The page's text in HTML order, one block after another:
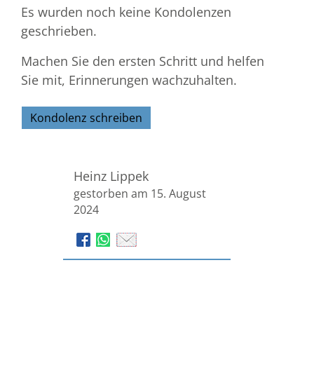
Es wurden noch keine Kondolenzen
geschrieben.
Machen Sie den ersten Schritt und helfen
Sie mit, Erinnerungen wachzuhalten.
Kondolenz schreiben
Heinz Lippek
gestorben am 15. August
2024